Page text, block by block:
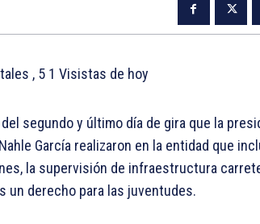
, 5 1 Visistas de hoy
segundo y último día de gira que la
García realizaron en la entidad que
la supervisión de infraestructura
un derecho para las juventudes.